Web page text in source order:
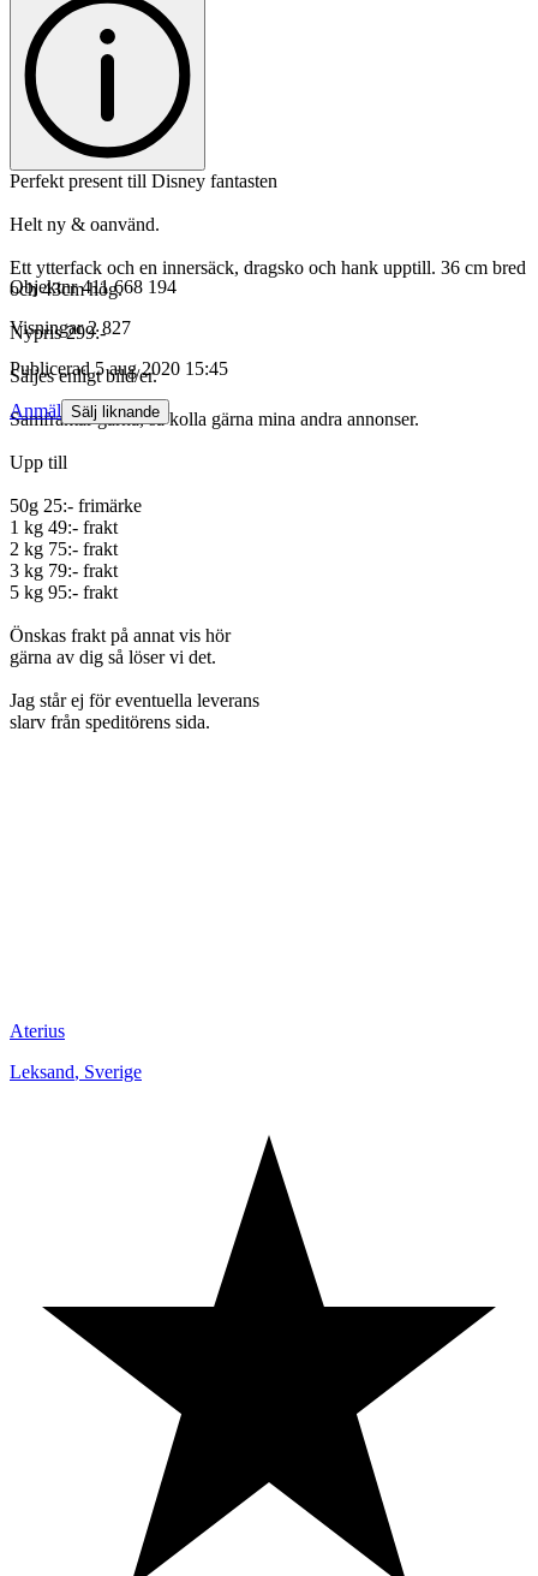
Perfekt present till Disney fantasten
Helt ny & oanvänd.
Ett ytterfack och en innersäck, dragsko och hank upptill. 36 cm bred
och 43cm hög.
Nypris 299:-
Säljes enligt bild/er.
Samfraktar gärna, så kolla gärna mina andra annonser.
Upp till
50g 25:- frimärke
1 kg 49:- frakt
2 kg 75:- frakt
3 kg 79:- frakt
5 kg 95:- frakt
Önskas frakt på annat vis hör
gärna av dig så löser vi det.
Jag står ej för eventuella leverans
slarv från speditörens sida.
Objektnr 411 668 194
Visningar 2 827
Publicerad 5 aug 2020 15:45
Anmäl Sälj liknande
Aterius
Leksand, Sverige